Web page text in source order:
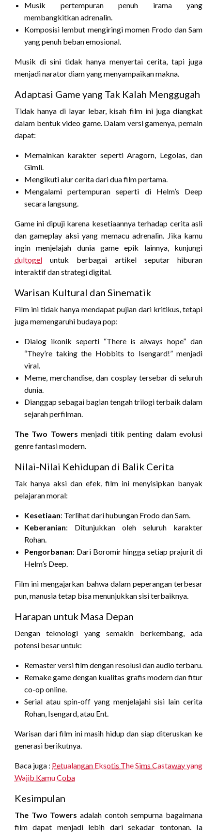
Musik pertempuran penuh irama yang
membangkitkan adrenalin.
Komposisi lembut mengiringi momen Frodo dan Sam
yang penuh beban emosional.
Musik di sini tidak hanya menyertai cerita, tapi juga
menjadi narator diam yang menyampaikan makna.
Adaptasi Game yang Tak Kalah Menggugah
Tidak hanya di layar lebar, kisah film ini juga diangkat
dalam bentuk video game. Dalam versi gamenya, pemain
dapat:
Memainkan karakter seperti Aragorn, Legolas, dan
Gimli.
Mengikuti alur cerita dari dua film pertama.
Mengalami pertempuran seperti di Helm’s Deep
secara langsung.
Game ini dipuji karena kesetiaannya terhadap cerita asli
dan gameplay aksi yang memacu adrenalin. Jika kamu
ingin menjelajah dunia game epik lainnya, kunjungi
dultogel untuk berbagai artikel seputar hiburan
interaktif dan strategi digital.
Warisan Kultural dan Sinematik
Film ini tidak hanya mendapat pujian dari kritikus, tetapi
juga memengaruhi budaya pop:
Dialog ikonik seperti “There is always hope” dan
“They’re taking the Hobbits to Isengard!” menjadi
viral.
Meme, merchandise, dan cosplay tersebar di seluruh
dunia.
Dianggap sebagai bagian tengah trilogi terbaik dalam
sejarah perfilman.
The Two Towers menjadi titik penting dalam evolusi
genre fantasi modern.
Nilai-Nilai Kehidupan di Balik Cerita
Tak hanya aksi dan efek, film ini menyisipkan banyak
pelajaran moral:
Kesetiaan: Terlihat dari hubungan Frodo dan Sam.
Keberanian: Ditunjukkan oleh seluruh karakter
Rohan.
Pengorbanan: Dari Boromir hingga setiap prajurit di
Helm’s Deep.
Film ini mengajarkan bahwa dalam peperangan terbesar
pun, manusia tetap bisa menunjukkan sisi terbaiknya.
Harapan untuk Masa Depan
Dengan teknologi yang semakin berkembang, ada
potensi besar untuk:
Remaster versi film dengan resolusi dan audio terbaru.
Remake game dengan kualitas grafis modern dan fitur
co-op online.
Serial atau spin-off yang menjelajahi sisi lain cerita
Rohan, Isengard, atau Ent.
Warisan dari film ini masih hidup dan siap diteruskan ke
generasi berikutnya.
Baca juga : Petualangan Eksotis The Sims Castaway yang
Wajib Kamu Coba
Kesimpulan
The Two Towers adalah contoh sempurna bagaimana
film dapat menjadi lebih dari sekadar tontonan. Ia